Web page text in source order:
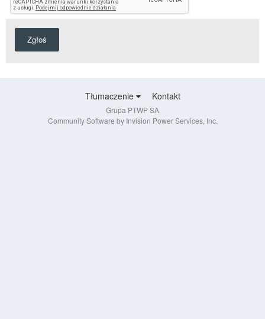
Zgłoś
Tłumaczenie Kontakt
Grupa PTWP SA
Community Software by Invision Power Services, Inc.